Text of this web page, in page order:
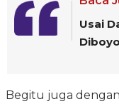
Usai
Begitu juga